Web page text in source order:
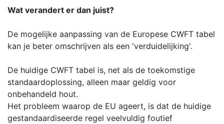
Wat verandert er dan juist?
De mogelijke aanpassing van de Europese CWFT tabel
kan je beter omschrijven als een 'verduidelijking'.
De huidige CWFT tabel is, net als de toekomstige
standaardoplossing, alleen maar geldig voor
onbehandeld hout.
Het probleem waarop de EU ageert, is dat de huidige
gestandaardiseerde regel veelvuldig foutief